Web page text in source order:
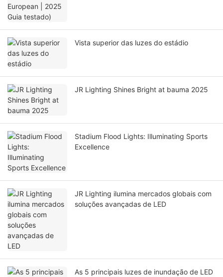
Vista superior das luzes do estádio
JR Lighting Shines Bright at bauma 2025
Stadium Flood Lights: Illuminating Sports
Excellence
JR Lighting ilumina mercados globais com
soluções avançadas de LED
As 5 principais luzes de inundação de LED